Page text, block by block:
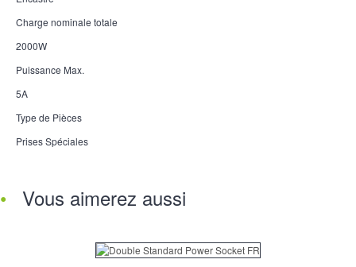
Charge nominale totale
2000W
Puissance Max.
5A
Type de Pièces
Prises Spéciales
Vous aimerez aussi